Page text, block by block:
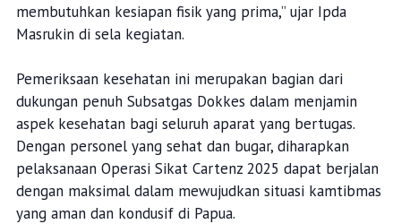
membutuhkan kesiapan fisik yang prima,” ujar Ipda
Masrukin di sela kegiatan.
Pemeriksaan kesehatan ini merupakan bagian dari
dukungan penuh Subsatgas Dokkes dalam menjamin
aspek kesehatan bagi seluruh aparat yang bertugas.
Dengan personel yang sehat dan bugar, diharapkan
pelaksanaan Operasi Sikat Cartenz 2025 dapat berjalan
dengan maksimal dalam mewujudkan situasi kamtibmas
yang aman dan kondusif di Papua.